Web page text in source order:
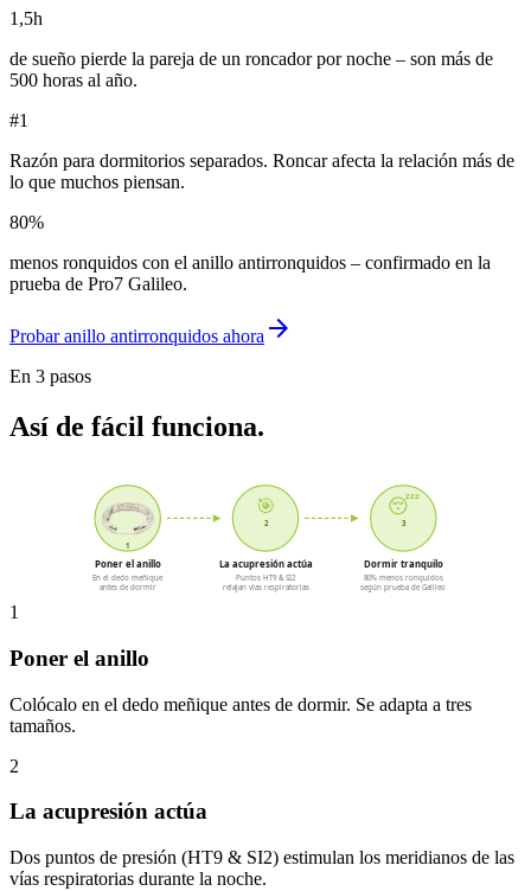
1,5h
de sueño pierde la pareja de un roncador por noche – son más de
500 horas al año.
#1
Razón para dormitorios separados. Roncar afecta la relación más de
lo que muchos piensan.
80%
menos ronquidos con el anillo antirronquidos – confirmado en la
prueba de Pro7 Galileo.
Probar anillo antirronquidos ahora arrow_forward
En 3 pasos
Así de fácil funciona.
1
Poner el anillo
En el dedo meñique
antes de dormir
🎯
2
La acupresión actúa
Puntos HT9 & SI2
relajan vías respiratorias
😴
3
Dormir tranquilo
80% menos ronquidos
según prueba de Galileo
1
Poner el anillo
Colócalo en el dedo meñique antes de dormir. Se adapta a tres
tamaños.
2
La acupresión actúa
Dos puntos de presión (HT9 & SI2) estimulan los meridianos de las
vías respiratorias durante la noche.